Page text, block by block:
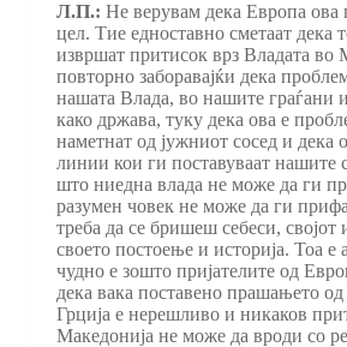
Л.П.: Не верувам дека Европа ова
цел. Тие едноставно сметаат дека
извршат притисок врз Владата во
повторно заборавајќи дека
нашата Влада, во нашите граѓани
како држава, туку дека ова е
наметнат од јужниот сосед и дека
линии кои ги поставуваат нашите
што ниедна влада не може да ги
разумен човек не може да ги
треба да се бришеш себеси, својот
своето постоење и историја. Тоа е
чудно е зошто пријателите од
дека вака поставено прашањето од
Грција е нерешливо и никаков
Македонија не може да вроди со